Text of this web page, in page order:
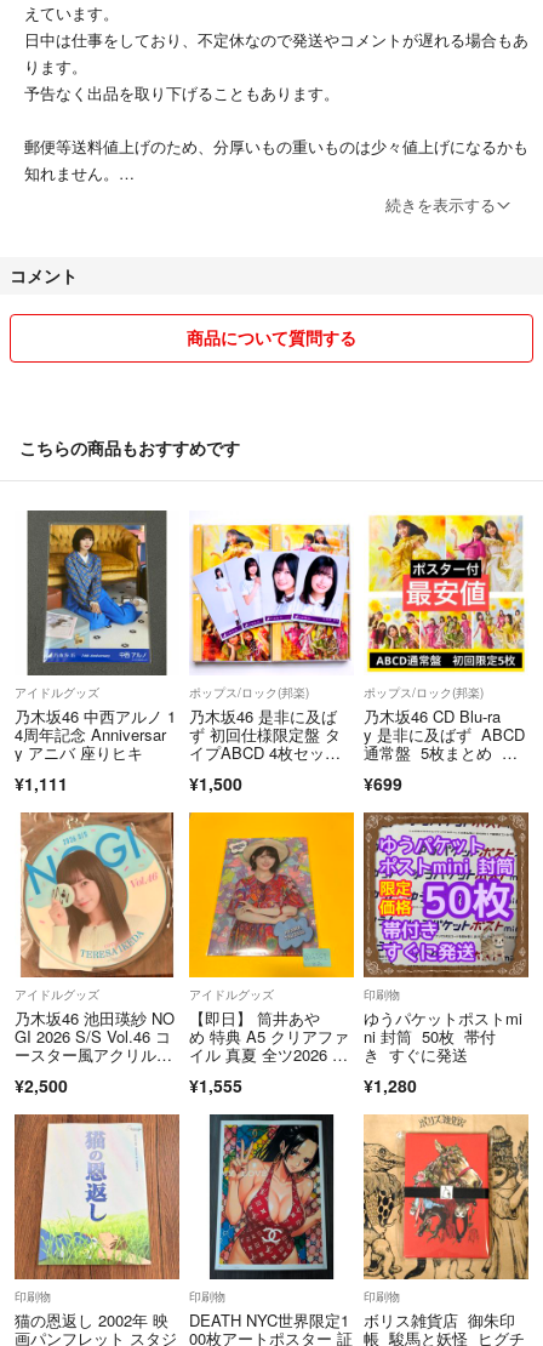
えています。
日中は仕事をしており、不定休なので発送やコメントが遅れる場合もあ
ります。
予告なく出品を取り下げることもあります。
郵便等送料値上げのため、分厚いもの重いものは少々値上げになるかも
知れません。
ミカ)
匿名配送、プチプチご希望の方はコメントでお知らせください。
その分値上げになる場合もございます。
また、値下げ交渉にも応じますが、良識の範囲内でにてお願いします。
ご理解お願いします。
コンビニ/ATM払いの際は、大体でも構いませんので、お日にちをお教
えいただけると助かります。
受取評価が遅くなると前もってわかる場合も、同様に事前にご連絡いた
だけると嬉しいです。
購入したいと言って音信不通になる方が多々見られます。
コメント逃げや購入キャンセル避けてください。
またお取り置きもなるべくなしでお願いします。
お返事等遅くなることもあるかと思いますが、精一杯よいお取引を心が
けます(*´꒳`*)
自分がされて嫌なことは、人にもしないようにしたいと思っています。
かわいいものが大好きです♡
お気に入りでももったいなくて使えないもの等も出品しています。
かわいがってくださる方大歓迎です！！
家族のものも代理出品したりしています☺︎
不慣れな者なので、至らない点もあるかと思いますが、何卒お手柔らか
に、よろしくお願いいたします(*´ω｀*)♡
続きを表示する
コメント
商品について質問する
こちらの商品もおすすめです
アイドルグッズ
乃木坂46 中西アルノ 1
4周年記念 Anniversar
y アニバ 座りヒキ
¥1,111
ポップス/ロック(邦楽)
乃木坂46 是非に及ば
ず 初回仕様限定盤 タ
イプABCD 4枚セッ
き 五百城茉央 コン
プ 4種セット
¥1,500
ポップス/ロック(邦楽)
乃木坂46 CD Blu-ra
y 是非に及ばず ABCD
通常盤 5枚まとめ 初
付き 井上和 筒井あや
め
¥699
アイドルグッズ
乃木坂46 池田瑛紗 NO
GI 2026 S/S Vol.46 コ
ースター風アクリルキ
¥2,500
アイドルグッズ
【即日】 筒井あや
め 特典 A5 クリアファ
イル 真夏 全ツ2026 乃
¥1,555
印刷物
ゆうパケットポストmi
ni 封筒 50枚 帯付
き すぐに発送
¥1,280
印刷物
猫の恩返し 2002年 映
画パンフレット スタジ
印刷物
DEATH NYC世界限定1
00枚アートポスター 証
印刷物
ボリス雑貨店 御朱印
帳 駿馬と妖怪 ヒグチ